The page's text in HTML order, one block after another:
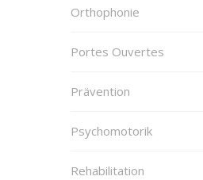
Orthophonie
Portes Ouvertes
Prävention
Psychomotorik
Rehabilitation